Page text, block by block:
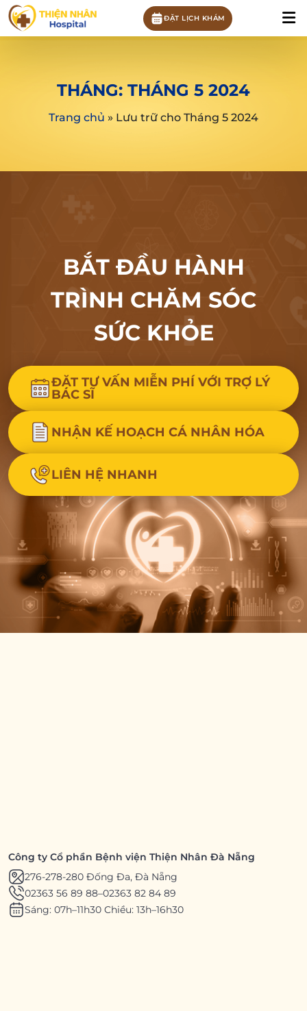
ĐẶT LỊCH KHÁM
THÁNG: THÁNG 5 2024
Trang chủ » Lưu trữ cho Tháng 5 2024
BẮT ĐẦU HÀNH
TRÌNH CHĂM SÓC
SỨC KHỎE
ĐẶT TƯ VẤN MIỄN PHÍ VỚI TRỢ LÝ
BÁC SĨ
NHẬN KẾ HOẠCH CÁ NHÂN HÓA
LIÊN HỆ NHANH
Công ty Cổ phần Bệnh viện Thiện Nhân Đà Nẵng
276-278-280 Đống Đa, Đà Nẵng
02363 56 89 88–02363 82 84 89
Sáng: 07h–11h30 Chiều: 13h–16h30